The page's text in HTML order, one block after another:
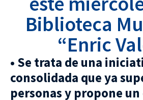
Biblioteca
“Enric
• Se trata de una
consolidada que ya
personas y propone un